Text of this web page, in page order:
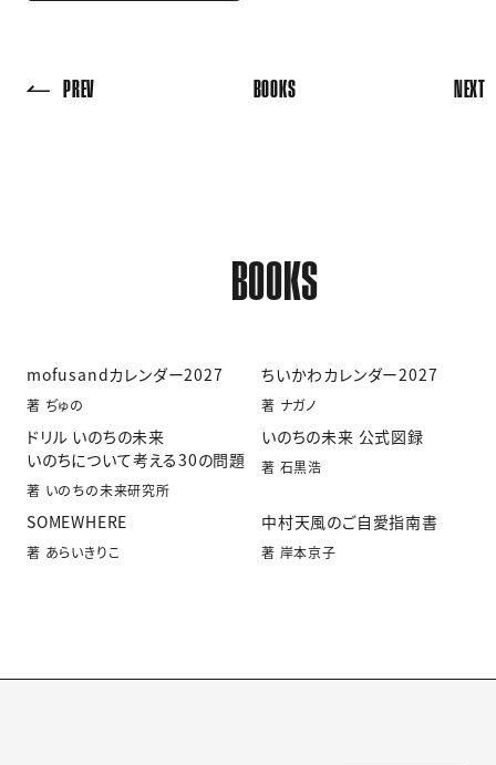
PREV BOOKS NEXT
BOOKS
mofusandカレンダー2027
著 ぢゅの
ちいかわカレンダー2027
著 ナガノ
ドリル いのちの未来
いのちについて考える30の問題
著 いのちの未来研究所
いのちの未来 公式図録
著 石黒浩
SOMEWHERE
著 あらいきりこ
中村天風のご自愛指南書
著 岸本京子